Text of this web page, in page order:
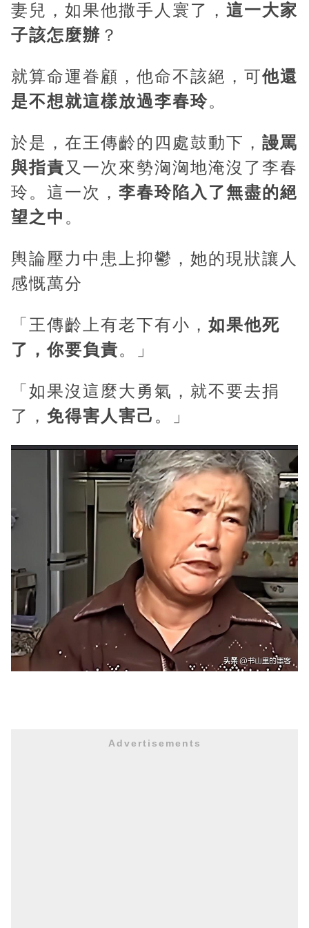
妻兒，如果他撒手人寰了， 這一大家
子該怎麼辦 ？
就算命運眷顧，他命不該絕，可他還
是不想就這樣放過李春玲。
於是，在王傳齡的四處鼓動下， 謾罵
與指責又一次來勢洶洶地淹沒了李春
玲。這一次， 李春玲陷入了無盡的絕
望之中 。
輿論壓力中患上抑鬱，她的現狀讓人
感慨萬分
「王傳齡上有老下有小， 如果他死
了，你要負責。」
「如果沒這麼大勇氣，就不要去捐
了， 免得害人害己 。」
Advertisements